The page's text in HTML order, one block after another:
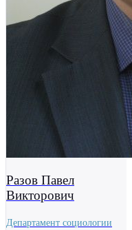
Разов Павел
Викторович
Департамент социологии